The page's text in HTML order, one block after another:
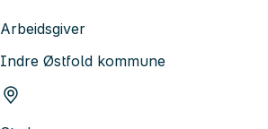
Arbeidsgiver
Indre Østfold kommune